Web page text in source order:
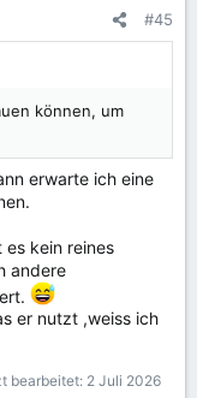
#45
können, um
erwarte ich eine
kein reines
andere
er nutzt ,weiss ich
bearbeitet: 2 Juli 2026